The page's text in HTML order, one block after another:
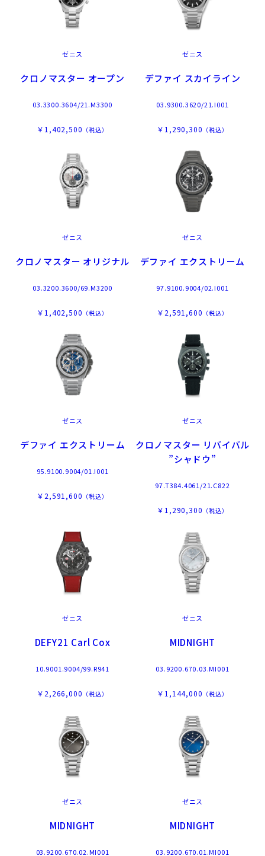
ゼニス
クロノマスター オープン
03.3300.3604/21.M3300
￥1,402,500 （税込）
ゼニス
デファイ スカイライン
03.9300.3620/21.I001
￥1,290,300 （税込）
ゼニス
クロノマスター オリジナル
03.3200.3600/69.M3200
￥1,402,500 （税込）
ゼニス
デファイ エクストリーム
97.9100.9004/02.I001
￥2,591,600 （税込）
ゼニス
デファイ エクストリーム
95.9100.9004/01.I001
￥2,591,600 （税込）
ゼニス
クロノマスター リバイバル
”シャドウ”
97.T384.4061/21.C822
￥1,290,300 （税込）
ゼニス
DEFY21 Carl Cox
10.9001.9004/99.R941
￥2,266,000 （税込）
ゼニス
MIDNIGHT
03.9200.670.03.MI001
￥1,144,000 （税込）
ゼニス
MIDNIGHT
03.9200.670.02.MI001
ゼニス
MIDNIGHT
03.9200.670.01.MI001